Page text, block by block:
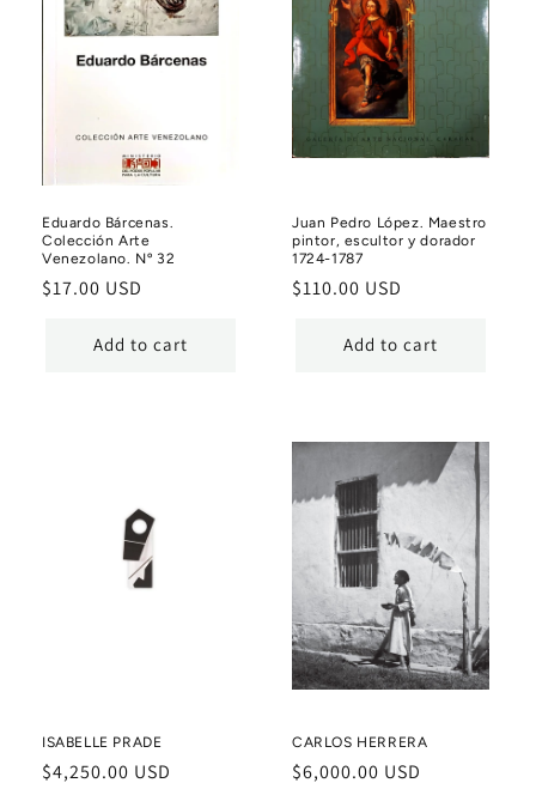
Eduardo Bárcenas.
Colección Arte
Venezolano. Nº 32
Regular
$17.00 USD
Add to cart
Juan Pedro López. Maestro
pintor, escultor y dorador
1724-1787
Regular
$110.00 USD
Add to cart
ISABELLE PRADE
Regular
$4,250.00 USD
CARLOS HERRERA
Regular
$6,000.00 USD